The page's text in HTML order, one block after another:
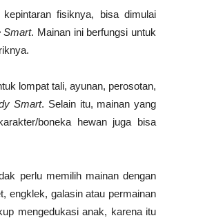
fisiknya, bisa dimulai
Smart. Mainan ini berfungsi untuk
lompat tali, ayunan, perosotan,
Smart. Selain itu, mainan yang
boneka hewan juga bisa
perlu memilih mainan dengan
engklek, galasin atau permainan
mengedukasi anak, karena itu